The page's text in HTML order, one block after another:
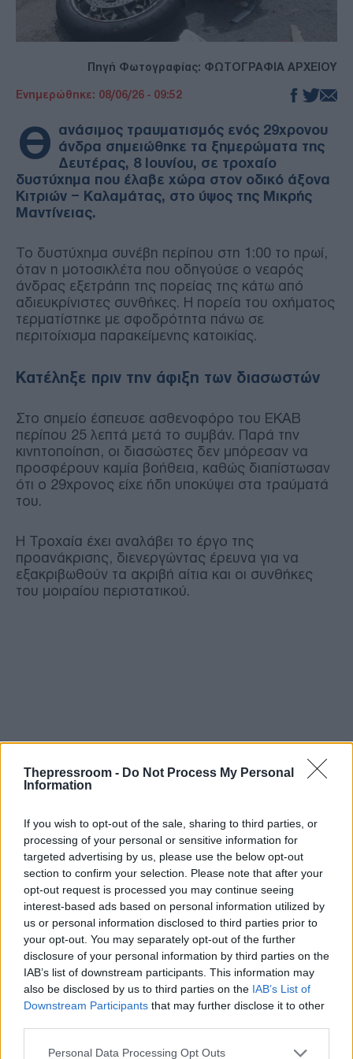
Thepressroom - Do Not Process My Personal
Information
If you wish to opt-out of the sale, sharing to third parties, or
processing of your personal or sensitive information for
targeted advertising by us, please use the below opt-out
section to confirm your selection. Please note that after your
opt-out request is processed you may continue seeing
interest-based ads based on personal information utilized by
us or personal information disclosed to third parties prior to
your opt-out. You may separately opt-out of the further
disclosure of your personal information by third parties on the
IAB’s list of downstream participants. This information may
also be disclosed by us to third parties on the IAB’s List of
Downstream Participants that may further disclose it to other
Please note that this website/app uses one or more Google
Personal Data Processing Opt Outs
Πηγή Φωτογραφίας: ΦΩΤΟΓΡΑΦΙΑ ΑΡΧΕΙΟΥ
Ενημερώθηκε: 08/06/26 - 09:52
Θ ανάσιμος τραυματισμός ενός 29χρονου
άνδρα σημειώθηκε τα ξημερώματα της
Δευτέρας, 8 Ιουνίου, σε τροχαίο
δυστύχημα που έλαβε χώρα στον οδικό άξονα
Κιτριών – Καλαμάτας, στο ύψος της Μικρής
Μαντίνειας.
Το δυστύχημα συνέβη περίπου στη 1:00 το πρωί,
όταν η μοτοσικλέτα που οδηγούσε ο νεαρός
άνδρας εξετράπη της πορείας της κάτω από
αδιευκρίνιστες συνθήκες. Η πορεία του οχήματος
τερματίστηκε με σφοδρότητα πάνω σε
περιτοίχισμα παρακείμενης κατοικίας.
Κατέληξε πριν την άφιξη των διασωστών
Στο σημείο έσπευσε ασθενοφόρο του ΕΚΑΒ
περίπου 25 λεπτά μετά το συμβάν. Παρά την
κινητοποίηση, οι διασώστες δεν μπόρεσαν να
προσφέρουν καμία βοήθεια, καθώς διαπίστωσαν
ότι ο 29χρονος είχε ήδη υποκύψει στα τραύματά
του.
Η Τροχαία έχει αναλάβει το έργο της
προανάκρισης, διενεργώντας έρευνα για να
εξακριβωθούν τα ακριβή αίτια και οι συνθήκες
του μοιραίου περιστατικού.